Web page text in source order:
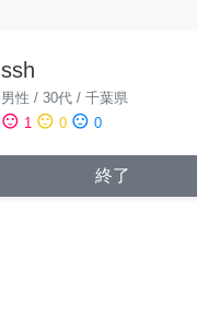
ssh
男性 / 30代 / 千葉県
sentiment_satisfied 1 sentiment_neutral 0 sentiment_dissatisfied 0
終了